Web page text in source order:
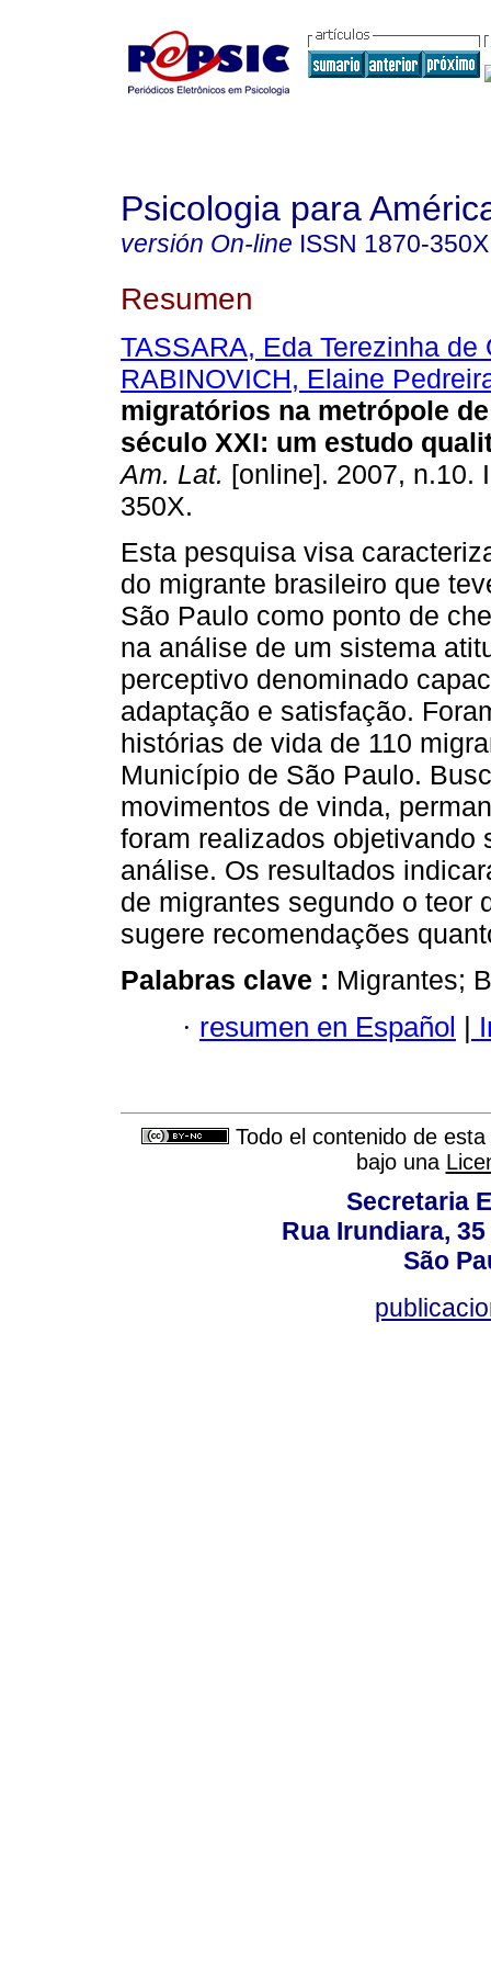
Psicologia para
versión On-line ISSN 1870-350X
Resumen
TASSARA, Eda Terezinha de
RABINOVICH, Elaine
migratórios na metrópole
século XXI: um estudo
Am. Lat. [online]. 2007, n.10.
350X.
Esta pesquisa visa
do migrante brasileiro que
São Paulo como ponto de
na análise de um sistema
perceptivo denominado
adaptação e satisfação.
histórias de vida de 110
Município de São Paulo.
movimentos de vinda,
foram realizados objetivando
análise. Os resultados
de migrantes segundo o teor
sugere recomendações
Palabras clave : Migrantes;
· resumen en Español |
Todo el contenido de
bajo una
Secretaria
Rua Irundiara,
São